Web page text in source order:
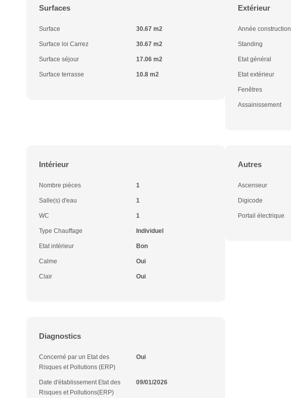
Surfaces
Surface 30.67 m2
Surface loi Carrez 30.67 m2
Surface séjour 17.06 m2
Surface terrasse 10.8 m2
Extérieur
Année construction
Standing
Etat général
Etat extérieur
Fenêtres
Assainissement
Intérieur
Nombre pièces 1
Salle(s) d'eau 1
WC 1
Type Chauffage Individuel
Etat intérieur Bon
Calme Oui
Clair Oui
Autres
Ascenseur
Digicode
Portail électrique
Diagnostics
Concerné par un Etat des
Risques et Pollutions (ERP)
Oui
Date d'établissement Etat des
Risques et Pollutions(ERP)
09/01/2026